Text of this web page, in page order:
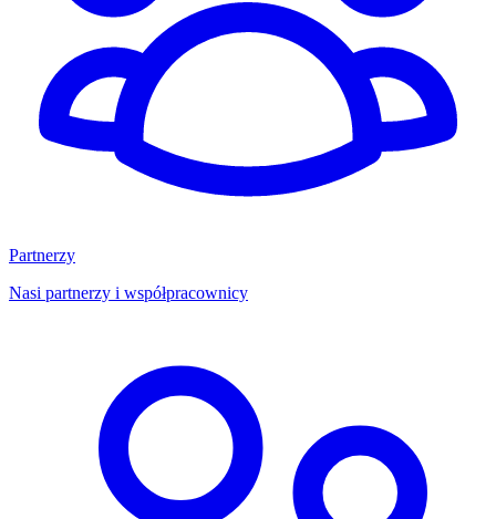
Partnerzy
Nasi partnerzy i współpracownicy